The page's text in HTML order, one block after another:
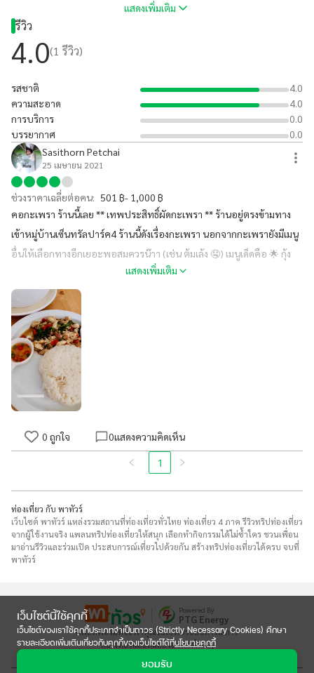
เว็บไซต์นี้ใช้คุกกี้
เว็บไซต์ของเราใช้คุกกี้ประเภทจำเป็นถาวร (Strictly Necessary Cookies) ศึกษา
รายละเอียดเพิ่มเติมเกี่ยวกับคุกกี้ของเว็บไซต์ได้ที่นโยบายคุกกี้
ยอมรับ
จองล่วงหน้า และมี Delivery ด้วย #ร้านนี้พี่หมิวแนะนำ
แสดงเพิ่มเติม
รีวิว
4.0(1 รีวิว)
รสชาติ
4.0
ความสะอาด
4.0
การบริการ
0.0
บรรยากาศ
0.0
Sasithorn Petchai
25 เมษายน 2021
ช่วงราคาเฉลี่ยต่อคน: 501 ฿- 1,000 ฿
คอกะเพรา ร้านนี้เลย ** เทพประสิทธิ์ผัดกะเพรา ** ร้านอยู่ตรงข้ามทาง
เข้าหมู่บ้านเซ็นทรัลปาร์ค4 ร้านนี้ดังเรื่องกะเพรา นอกจากกะเพรายังมีเมนู
อื่นให้เลือกทางอีกเยอะพอสมควรน๊าา (เช่น ต้มเล้ง 🤤) เมนูเด็ดคือ 🌟 กุ้ง
กะเพรา และปูกะเพรา 🌟ราคาถูก อร่อย ให้เยอะด้วย ร้านนี้มีที่จอดรถ รับ
จองล่วงหน้า และมี Delivery ด้วย #ร้านนี้พี่หมิวแนะนำ
แสดงเพิ่มเติม
0 ถูกใจ 0แสดงความคิดเห็น
1
ท่องเที่ยว กับ พาทัวร์
เว็บไซต์ พาทัวร์ แหล่งรวมสถานที่ท่องเที่ยวทั่วไทย ท่องเที่ยว 4 ภาค รีวิวทริปท่องเที่ยว
จากผู้ใช้งานจริง แพลนทริปท่องเที่ยวให้สนุก เลือกทำกิจกรรมได้ไม่ซ้ำใคร ชวนเพื่อน
มาอ่านรีวิวและร่วมเปิด ประสบการณ์เที่ยวไปด้วยกัน สร้างทริปท่องเที่ยวได้ครบ จบที่
พาทัวร์
Powered By
PTG Energy
แพลตฟอร์มที่จะพาคุณไปเปิดประสบการณ์การ
ท่องเที่ยวและลิ้มลองอาหารใหม่ๆ